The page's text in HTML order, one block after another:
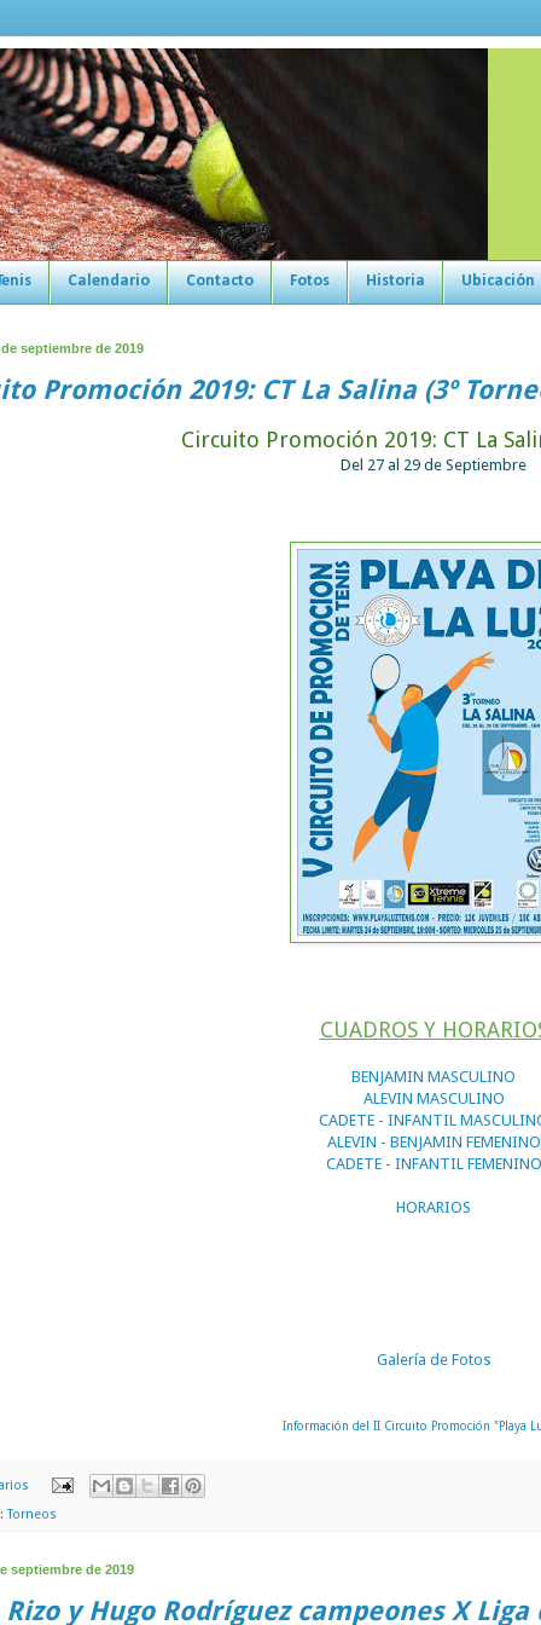
Calendario Contacto Fotos Historia Ubicación
septiembre de 2019
Promoción 2019: CT La Salina (3º
Circuito Promoción 2019: CT La
Del 27 al 29 de Septiembre
CUADROS Y
BENJAMIN MASCULINO
ALEVIN MASCULINO
CADETE - INFANTIL
ALEVIN - BENJAMIN FEMENINO
CADETE - INFANTIL FEMENINO
HORARIOS
Galería de Fotos
Información del II Circuito Promoción "Playa
Torneos
septiembre de 2019
y Hugo Rodríguez campeones X Liga